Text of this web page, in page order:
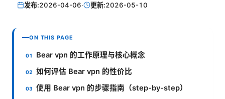
发布:2026-04-06· 更新:2026-05-10
ON THIS PAGE
Bear vpn 的工作原理与核心概念
如何评估 Bear vpn 的性价比
使用 Bear vpn 的步骤指南（step-by-step）